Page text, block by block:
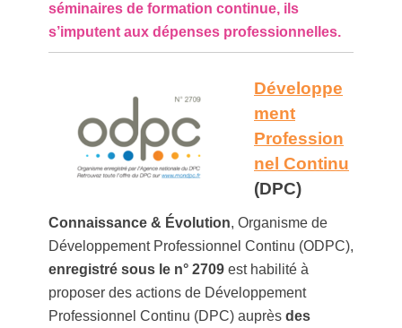
séminaires de formation continue, ils
s’imputent aux dépenses professionnelles.
Développe
ment
Profession
nel Continu
(DPC)
Connaissance & Évolution, Organisme de
Développement Professionnel Continu (ODPC),
enregistré sous le n° 2709 est habilité à
proposer des actions de Développement
Professionnel Continu (DPC) auprès des